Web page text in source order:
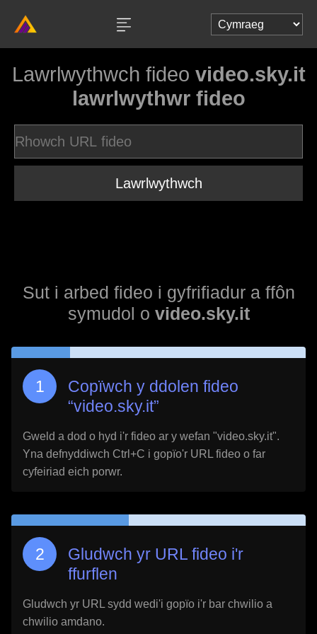
Lawrlwythwch fideo video.sky.it
lawrlwythwr fideo
Lawrlwythwch
Sut i arbed fideo i gyfrifiadur a ffôn
symudol o video.sky.it
Copïwch y ddolen fideo
“video.sky.it”
Gweld a dod o hyd i'r fideo ar y wefan "video.sky.it".
Yna defnyddiwch Ctrl+C i gopïo'r URL fideo o far
cyfeiriad eich porwr.
Gludwch yr URL fideo i'r
ffurflen
Gludwch yr URL sydd wedi'i gopïo i'r bar chwilio a
chwilio amdano.